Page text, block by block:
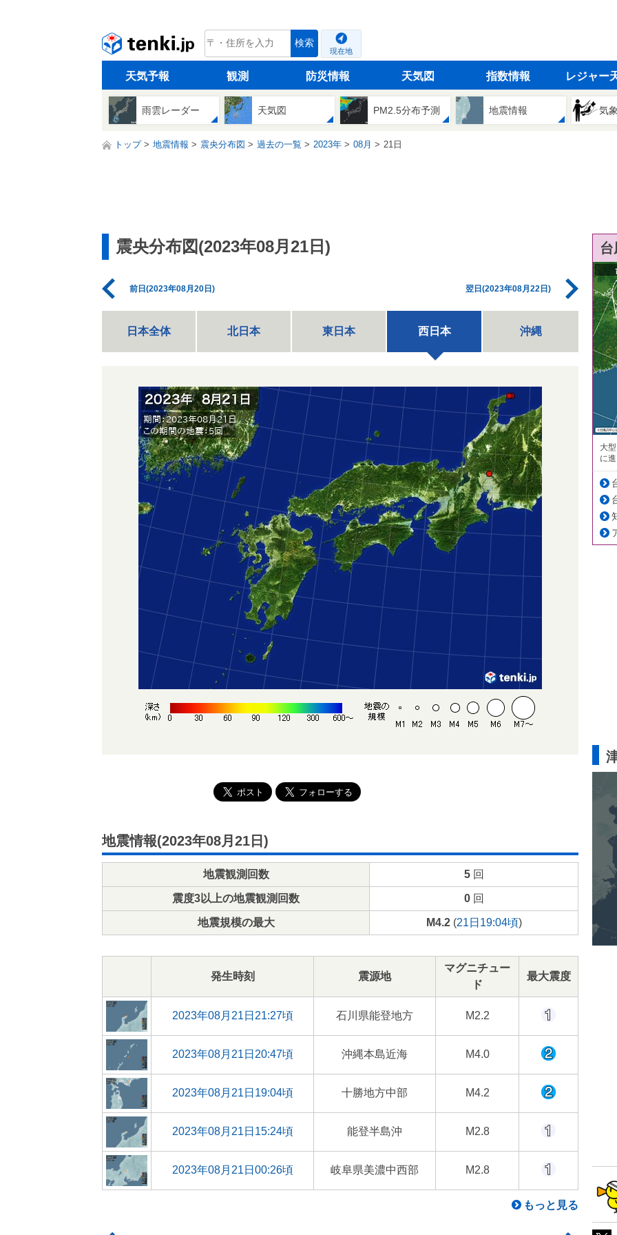
tenki.jp 検索
現在地
天気予報 観測 防災情報 天気図 指数情報 レジャー
雨雲レーダー 天気図 PM2.5分布予測 地震情報 気
トップ 地震情報 震央分布図 過去の一覧 2023年 08月 21日
震央分布図(2023年08月21日)
前日(2023年08月20日) 翌日(2023年08月22日)
日本全体 北日本 東日本 西日本 沖縄
地震情報(2023年08月21日)
地震観測回数 5回
震度3以上の地震観測回数 0回
地震規模の最大 M4.2(21日19:04頃)
発生時刻 震源地
マグニチュー
ド
最大震度
2023年08月21日21:27頃 石川県能登地方 M2.2
2023年08月21日20:47頃 沖縄本島近海 M4.0
2023年08月21日19:04頃 十勝地方中部 M4.2
2023年08月21日15:24頃 能登半島沖 M2.8
2023年08月21日00:26頃 岐阜県美濃中西部 M2.8
もっと見る
大
に